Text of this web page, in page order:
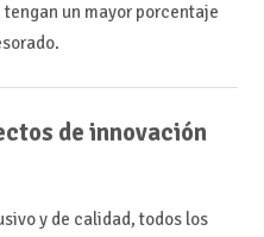
un mayor porcentaje
de innovación
y de calidad, todos los